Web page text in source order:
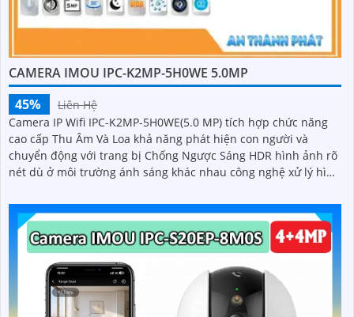
CAMERA IMOU IPC-K2MP-5H0WE 5.0MP
45%
Liên Hệ
Camera IP Wifi IPC-K2MP-5H0WE(5.0 MP) tích hợp chức năng
cao cấp Thu Âm Và Loa khả năng phát hiện con người và
chuyển động với trang bị Chống Ngược Sáng HDR hình ảnh rõ
nét dù ở môi trường ánh sáng khác nhau công nghệ xử lý hình